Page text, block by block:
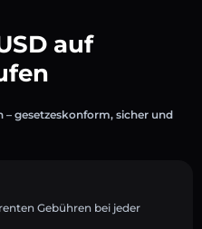
auf
– gesetzeskonform, sicher und
Gebühren bei jeder